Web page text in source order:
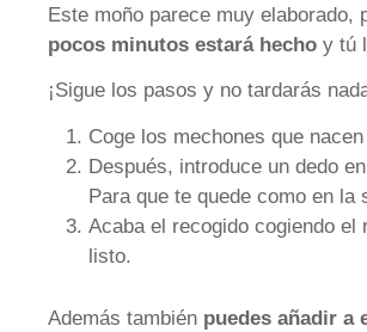
Este moño parece muy
pocos minutos estará hecho y tú
¡Sigue los pasos y no tardarás
Coge los mechones que
Después, introduce un dedo
Para que te quede como en la
Acaba el recogido cogiendo
listo.
Además también puedes añadir a